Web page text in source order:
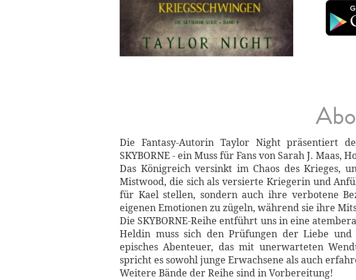
Die Fantasy-Autorin Taylor Night präsentiert
SKYBORNE - ein Muss für Fans von Sarah J. Maas,
Das Königreich versinkt im Chaos des Krieges,
Mistwood, die sich als versierte Kriegerin und
für Kael stellen, sondern auch ihre verbotene
eigenen Emotionen zu zügeln, während sie ihre
Die SKYBORNE-Reihe entführt uns in eine
Heldin muss sich den Prüfungen der Liebe und
episches Abenteuer, das mit unerwarteten
spricht es sowohl junge Erwachsene als auch
Weitere Bände der Reihe sind in Vorbereitung!